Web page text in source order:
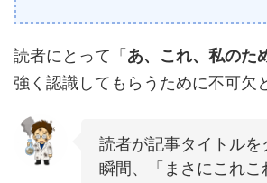
読者にとって「 あ、これ、私のた
強く認識してもらうために不可欠
読者が記事タイトルを
瞬間、「まさにこれこ